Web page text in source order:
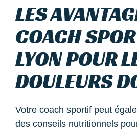
LES
COACH
LYON POUR
DOULEURS
Votre coach sportif peut
des conseils nutritionnels